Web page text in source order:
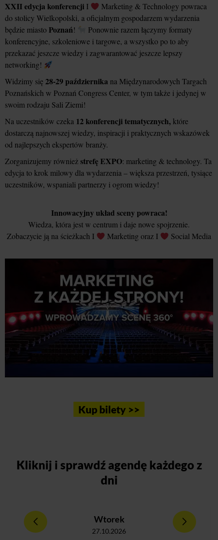
XXII edycja konferencji I
Marketing & Technology powraca
do stolicy Wielkopolski, a oficjalnym gospodarzem wydarzenia
będzie miasto Poznań!
Ponownie razem łączymy formaty
konferencyjne, szkoleniowe i targowe, a wszystko po to aby
przekazać jeszcze wiedzy i zagwarantować jeszcze lepszy
networking!
Widzimy się28-29 października na Międzynarodowych Targach
Poznańskich w Poznań Congress Center, w tym także i jedynej w
swoim rodzaju Sali Ziemi!
Na uczestników czeka 12 konferencji tematycznych, które
dostarczą najnowszej wiedzy, inspiracji i praktycznych wskazówek
od najlepszych ekspertów branży.
Zorganizujemy równieżstrefę EXPO: marketing & technology. Ta
edycja to krok milowy dla wydarzenia – większa przestrzeń, tysiące
uczestników, wspaniali partnerzy i ogrom wiedzy!
Innowacyjny układ sceny powraca!
Wiedza, która jest w centrum i daje nowe spojrzenie.
Zobaczycie ją na ścieżkach I
Marketing oraz I Social Media
Kup bilety >>
Kliknij i sprawdź agendę każdego z
dni
Wtorek
27.10.2026